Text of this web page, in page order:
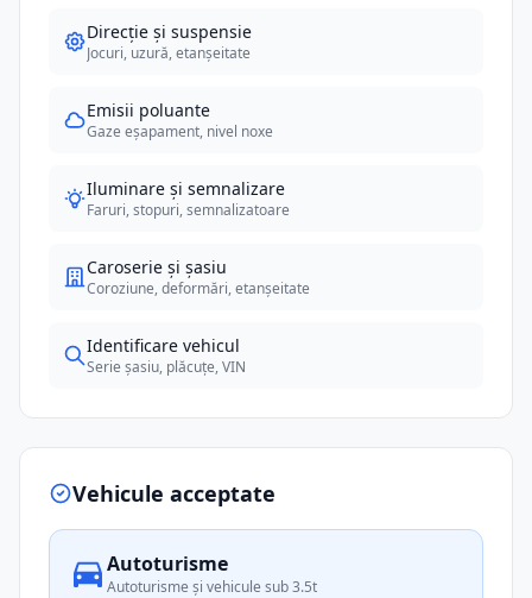
Direcție și suspensie
Jocuri, uzură, etanșeitate
Emisii poluante
Gaze eșapament, nivel noxe
Iluminare și semnalizare
Faruri, stopuri, semnalizatoare
Caroserie și șasiu
Coroziune, deformări, etanșeitate
Identificare vehicul
Serie șasiu, plăcuțe, VIN
Vehicule acceptate
Autoturisme
Autoturisme și vehicule sub 3.5t